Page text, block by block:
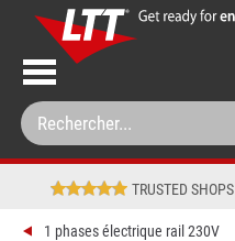
TRUSTED SHOPS
1 phases électrique rail 230V